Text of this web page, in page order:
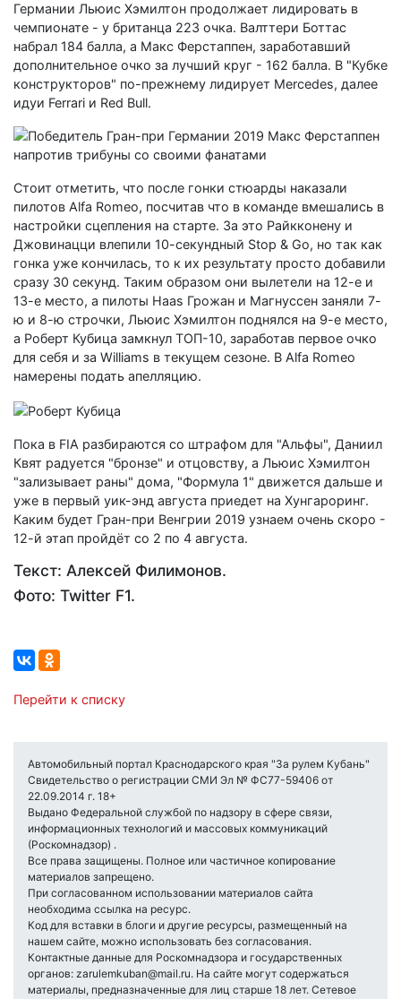
Германии Льюис Хэмилтон продолжает лидировать в
чемпионате - у британца 223 очка. Валттери Боттас
набрал 184 балла, а Макс Ферстаппен, заработавший
дополнительное очко за лучший круг - 162 балла. В "Кубке
конструкторов" по-прежнему лидирует Mercedes, далее
идуи Ferrari и Red Bull.
Стоит отметить, что после гонки стюарды наказали
пилотов Alfa Romeo, посчитав что в команде вмешались в
настройки сцепления на старте. За это Райкконену и
Джовинацци влепили 10-секундный Stop & Go, но так как
гонка уже кончилась, то к их результату просто добавили
сразу 30 секунд. Таким образом они вылетели на 12-е и
13-е место, а пилоты Haas Грожан и Магнуссен заняли 7-
ю и 8-ю строчки, Льюис Хэмилтон поднялся на 9-е место,
а Роберт Кубица замкнул ТОП-10, заработав первое очко
для себя и за Williams в текущем сезоне. В Alfa Romeo
намерены подать апелляцию.
Пока в FIA разбираются со штрафом для "Альфы", Даниил
Квят радуется "бронзе" и отцовству, а Льюис Хэмилтон
"зализывает раны" дома, "Формула 1" движется дальше и
уже в первый уик-энд августа приедет на Хунгароринг.
Каким будет Гран-при Венгрии 2019 узнаем очень скоро -
12-й этап пройдёт со 2 по 4 августа.
Текст: Алексей Филимонов.
Фото: Twitter F1.
Перейти к списку
Автомобильный портал Краснодарского края "За рулем Кубань"
Свидетельство о регистрации СМИ Эл № ФС77-59406 от
22.09.2014 г. 18+
Выдано Федеральной службой по надзору в сфере связи,
информационных технологий и массовых коммуникаций
(Роскомнадзор) .
Все права защищены. Полное или частичное копирование
материалов запрещено.
При согласованном использовании материалов сайта
необходима ссылка на ресурс.
Код для вставки в блоги и другие ресурсы, размещенный на
нашем сайте, можно использовать без согласования.
Контактные данные для Роскомнадзора и государственных
органов: zarulemkuban@mail.ru. На сайте могут содержаться
материалы, предназначенные для лиц старше 18 лет. Сетевое